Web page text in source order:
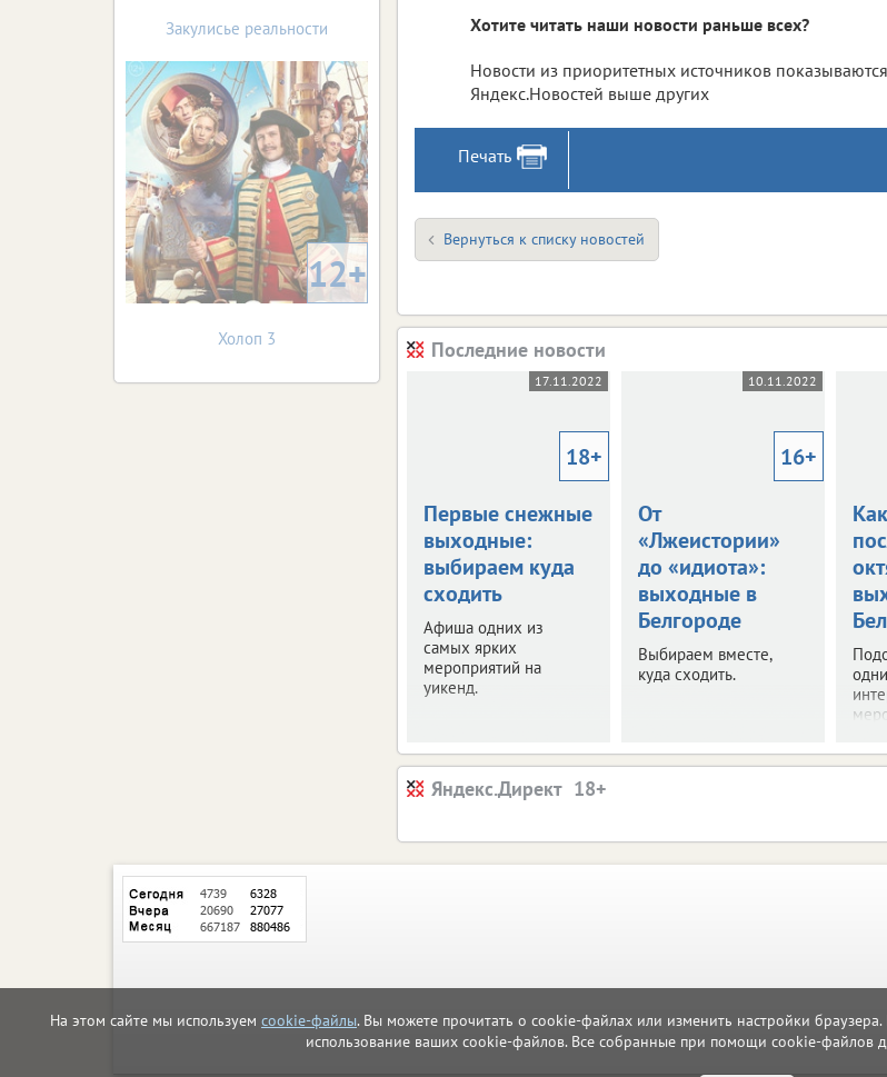
На этом сайте мы используем cookie-файлы. Вы можете прочитать о cookie-файлах или изменить настройки
использование ваших cookie-файлов. Все собранные при помощи cookie-файлов
Хотите читать наши новости раньше всех?
Новости из приоритетных источников
Яндекс.Новостей выше других
Печать
Вернуться к списку новостей
Последние новости
17.11.2022
18+
Первые снежные
выходные:
выбираем куда
сходить
Афиша одних из
самых ярких
мероприятий на
уикенд.
10.11.2022
16+
От
«Лжеистории»
до «идиота»:
выходные в
Белгороде
Выбираем вместе,
куда сходить.
Яндекс.Директ
Закулисье реальности
12+
Холоп 3